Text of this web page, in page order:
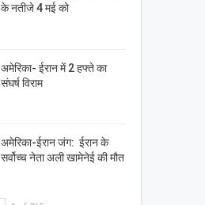
के नतीजे 4 मई को
अमेरिका- ईरान में 2 हफ्ते का
संघर्ष विराम
अमेरिका-ईरान जंग: ईरान के
सर्वोच्च नेता अली खामेनेई की मौत